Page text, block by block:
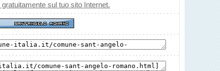
sul tuo sito Internet.